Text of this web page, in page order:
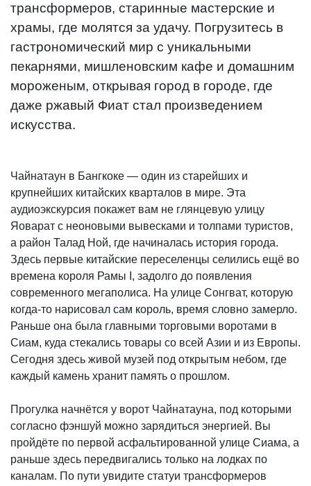
трансформеров, старинные мастерские и
храмы, где молятся за удачу. Погрузитесь в
гастрономический мир с уникальными
пекарнями, мишленовским кафе и домашним
мороженым, открывая город в городе, где
даже ржавый Фиат стал произведением
искусства.
Чайнатаун в Бангкоке — один из старейших и
крупнейших китайских кварталов в мире. Эта
аудиоэкскурсия покажет вам не глянцевую улицу
Яоварат с неоновыми вывесками и толпами туристов,
а район Талад Ной, где начиналась история города.
Здесь первые китайские переселенцы селились ещё во
времена короля Рамы I, задолго до появления
современного мегаполиса. На улице Сонгват, которую
когда-то нарисовал сам король, время словно замерло.
Раньше она была главными торговыми воротами в
Сиам, куда стекались товары со всей Азии и из Европы.
Сегодня здесь живой музей под открытым небом, где
каждый камень хранит память о прошлом.
Прогулка начнётся у ворот Чайнатауна, под которыми
согласно фэншуй можно зарядиться энергией. Вы
пройдёте по первой асфальтированной улице Сиама, а
раньше здесь передвигались только на лодках по
каналам. По пути увидите статуи трансформеров